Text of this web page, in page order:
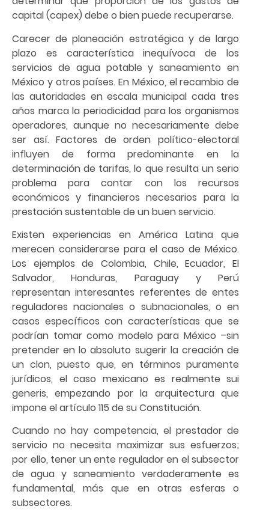
capital (capex) debe o bien puede recuperarse.
Carecer de planeación estratégica y de largo
plazo es característica inequívoca de los
servicios de agua potable y saneamiento en
México y otros países. En México, el recambio de
las autoridades en escala municipal cada tres
años marca la periodicidad para los organismos
operadores, aunque no necesariamente debe
ser así. Factores de orden político-electoral
influyen de forma predominante en la
determinación de tarifas, lo que resulta un serio
problema para contar con los recursos
económicos y financieros necesarios para la
prestación sustentable de un buen servicio.
Existen experiencias en América Latina que
merecen considerarse para el caso de México.
Los ejemplos de Colombia, Chile, Ecuador, El
Salvador, Honduras, Paraguay y Perú
representan interesantes referentes de entes
reguladores nacionales o subnacionales, o en
casos específicos con características que se
podrían tomar como modelo para México –sin
pretender en lo absoluto sugerir la creación de
un clon, puesto que, en términos puramente
jurídicos, el caso mexicano es realmente sui
generis, empezando por la arquitectura que
impone el artículo 115 de su Constitución.
Cuando no hay competencia, el prestador de
servicio no necesita maximizar sus esfuerzos;
por ello, tener un ente regulador en el subsector
de agua y saneamiento verdaderamente es
fundamental, más que en otras esferas o
subsectores.